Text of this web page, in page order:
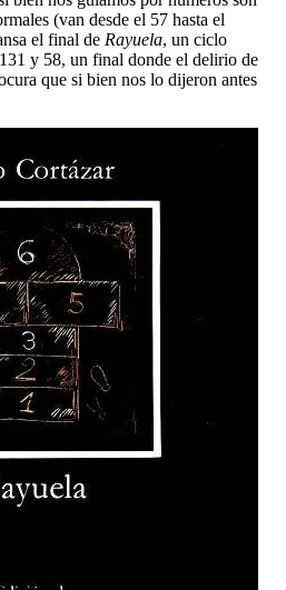
(van desde el 57 hasta el
el final de Rayuela, un ciclo
y 58, un final donde el delirio de
que si bien nos lo dijeron antes